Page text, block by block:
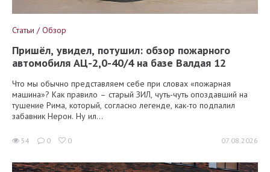
Статьи / Обзор
Пришёл, увидел, потушил: обзор пожарного
автомобиля АЦ-2,0-40/4 на базе Валдая 12
Что мы обычно представляем себе при словах «пожарная
машина»? Как правило – старый ЗИЛ, чуть-чуть опоздавший на
тушение Рима, который, согласно легенде, как-то подпалил
забавник Нерон. Ну ил...
54 0 0 07.08.2026